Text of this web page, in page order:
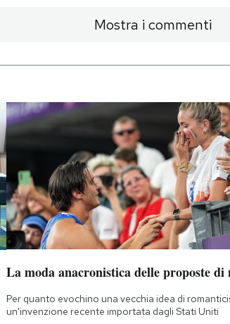
Mostra i commenti
La moda anacronistica delle proposte
Per quanto evochino una vecchia idea di
un'invenzione recente importata dagli Stati Uniti